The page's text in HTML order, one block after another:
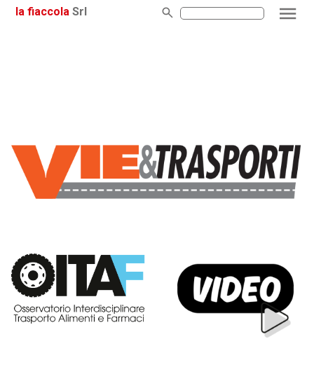
la fiaccola Srl